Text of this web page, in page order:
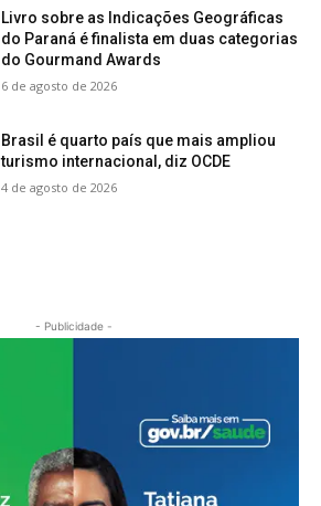
Livro sobre as Indicações Geográficas
do Paraná é finalista em duas categorias
do Gourmand Awards
6 de agosto de 2026
Brasil é quarto país que mais ampliou
turismo internacional, diz OCDE
4 de agosto de 2026
- Publicidade -